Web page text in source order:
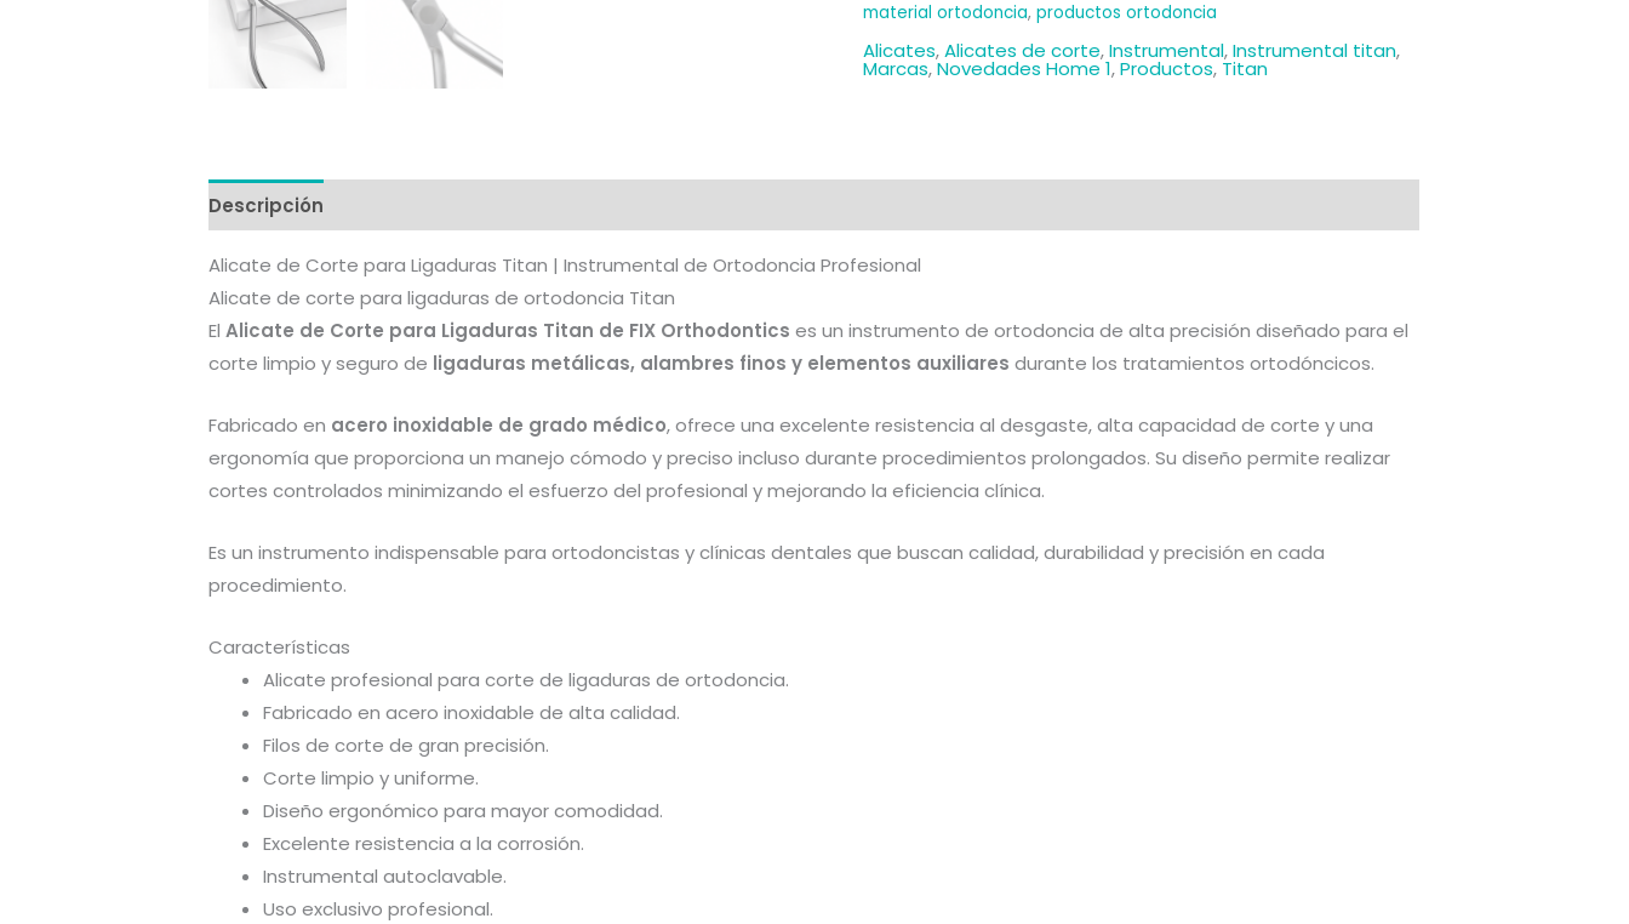
material ortodoncia, productos ortodoncia
Alicates,Alicates de corte,Instrumental,Instrumental titan,
Marcas,Novedades Home 1,Productos, Titan
Descripción
Alicate de Corte para Ligaduras Titan | Instrumental de Ortodoncia Profesional
Alicate de corte para ligaduras de ortodoncia Titan
ElAlicate de Corte para Ligaduras Titan de FIX Orthodontics es un instrumento de ortodoncia de alta precisión diseñado para el
corte limpio y seguro de ligaduras metálicas, alambres finos y elementos auxiliares durante los tratamientos ortodóncicos.
Fabricado en acero inoxidable de grado médico, ofrece una excelente resistencia al desgaste, alta capacidad de corte y una
ergonomía que proporciona un manejo cómodo y preciso incluso durante procedimientos prolongados. Su diseño permite realizar
cortes controlados minimizando el esfuerzo del profesional y mejorando la eficiencia clínica.
Es un instrumento indispensable para ortodoncistas y clínicas dentales que buscan calidad, durabilidad y precisión en cada
procedimiento.
Características
Alicate profesional para corte de ligaduras de ortodoncia.
Fabricado en acero inoxidable de alta calidad.
Filos de corte de gran precisión.
Corte limpio y uniforme.
Diseño ergonómico para mayor comodidad.
Excelente resistencia a la corrosión.
Instrumental autoclavable.
Uso exclusivo profesional.